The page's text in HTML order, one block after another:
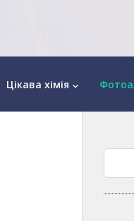
Цікава хімія keyboard_arrow_down